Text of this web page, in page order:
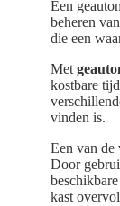
Een
beheren
die een
Met
kostbare
vinden is.
Een van de
Door
kast